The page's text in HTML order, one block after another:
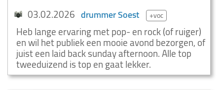
03.02.2026 drummer Soest +voc
Heb lange ervaring met pop- en rock (of ruiger)
en wil het publiek een mooie avond bezorgen, of
juist een laid back sunday afternoon. Alle top
tweeduizend is top en gaat lekker.